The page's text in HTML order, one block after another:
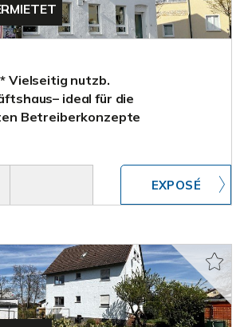
Vielseitig nutzb.
ideal für die
Betreiberkonzepte